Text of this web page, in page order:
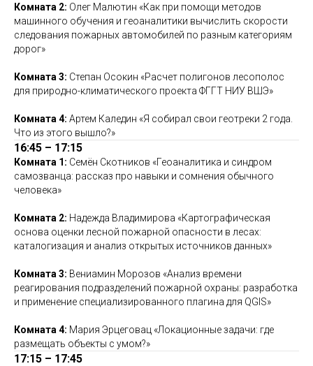
Комната 2: Олег Малютин «Как при помощи методов
машинного обучения и геоаналитики вычислить скорости
следования пожарных автомобилей по разным категориям
дорог»
Комната 3: Степан Осокин «Расчет полигонов лесополос
для природно-климатического проекта ФГГТ НИУ ВШЭ»
Комната 4: Артем Каледин «Я собирал свои геотреки 2 года.
Что из этого вышло?»
16:45 – 17:15
Комната 1: Семён Скотников «Геоаналитика и синдром
самозванца: рассказ про навыки и сомнения обычного
человека»
Комната 2: Надежда Владимирова «Картографическая
основа оценки лесной пожарной опасности в лесах:
каталогизация и анализ открытых источников данных»
Комната 3: Вениамин Морозов «Анализ времени
реагирования подразделений пожарной охраны: разработка
и применение специализированного плагина для QGIS»
Комната 4: Мария Эрцеговац «Локационные задачи: где
размещать объекты с умом?»
17:15 – 17:45